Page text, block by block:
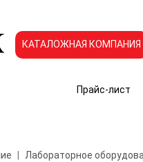
КАТАЛОЖНАЯ КОМПАНИЯ
Прайс-лист
Лабораторное